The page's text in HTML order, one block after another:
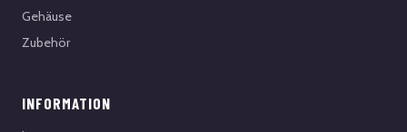
Gehäuse
Zubehör
INFORMATION